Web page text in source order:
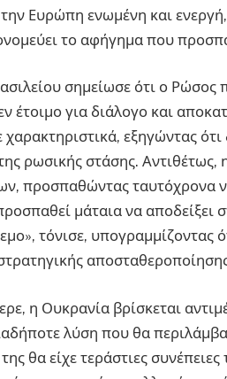
Ευρώπη ενωμένη και
το αφήγημα που
σημείωσε ότι ο Ρώσος
έτοιμο για διάλογο και
χαρακτηριστικά, εξηγώντας
ρωσικής στάσης.
προσπαθώντας ταυτόχρονα
μάταια να αποδείξει
τόνισε, υπογραμμίζοντας
η Ουκρανία βρίσκεται
λύση που θα
θα είχε τεράστιες